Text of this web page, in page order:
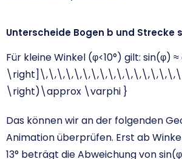
Unterscheide Bogen b und Strecke s
Für kleine Winkel (φ<10°) gilt: sin(φ) ≈
\right)\approx \varphi }
Das können wir an der folgenden
Animation überprüfen. Erst ab
13° beträgt die Abweichung von